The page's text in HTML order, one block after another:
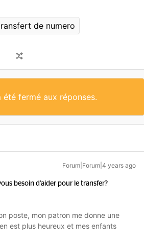
de numero
été fermé aux réponses.
Forum|Forum|4 years ago
besoin d’aider pour le transfer?
poste, mon patron me donne une
est plus heureux et mes enfants